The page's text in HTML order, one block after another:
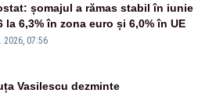
șomajul a rămas stabil în iunie
la 6,3% în zona euro și 6,0% în UE
2026, 07:56
Vasilescu dezminte